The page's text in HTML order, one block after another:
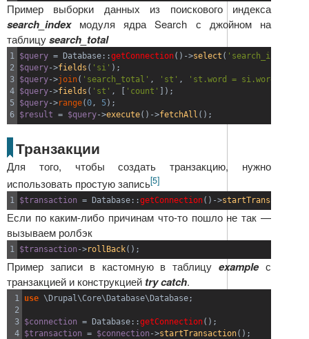
Пример выборки данных из поискового индекса
search_indexмодуля ядра Search с джойном на
таблицуsearch_total
1
2
3
4
5
$query = Database ::getConnection( ) ->select ( 'search_index'
$query->fields ( 'si' ) ;
$query->join( 'search_total' , 'st' , 'st.word = si.word'
$query->fields ( 'st' , [ 'count' ] ) ;
$query->range(0, 5) ;
$result = $query->execute( ) ->fetchAll ( ) ;
Транзакции
Для того, чтобы создать транзакцию, нужно
использовать простую запись[5]
$transaction = Database ::getConnection( ) ->startTransaction
Если по каким-либо причинам что-то пошло не так —
вызываем ролбэк
$transaction ->rollBack( ) ;
Пример записи в кастомную в таблицуexampleс
транзакцией и конструкцией try catch.
1
2
3
4
use \Drupal\Core\Database\Database ;
$connection = Database ::getConnection( ) ;
$transaction = $connection ->startTransaction( ) ;